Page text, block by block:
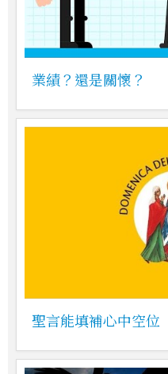
業績？還是關懷？
聖言能填補心中空位